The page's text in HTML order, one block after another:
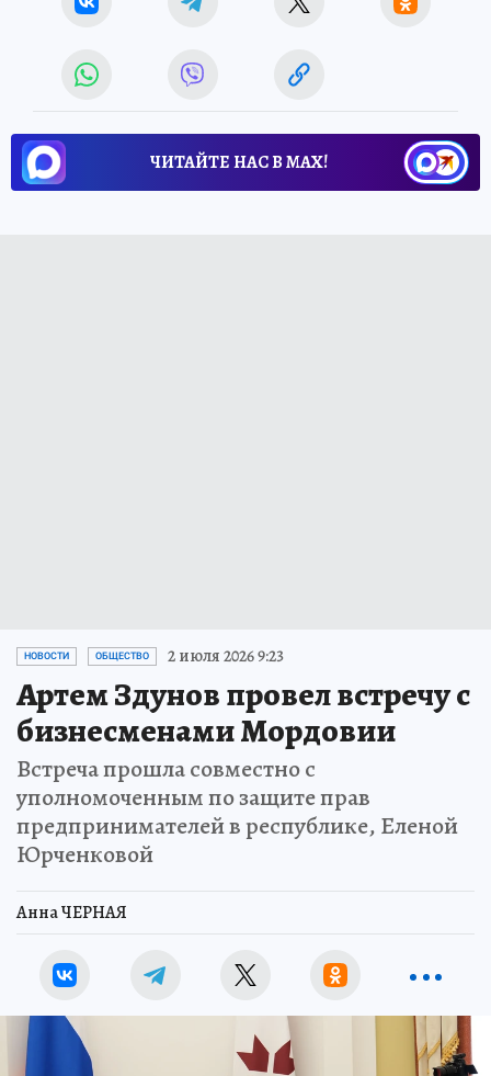
ЧИТАЙТЕ НАС В МАХ!
НОВОСТИ ОБЩЕСТВО 2 июля 2026 9:23
Артем Здунов провел встречу с
бизнесменами Мордовии
Встреча прошла совместно с
уполномоченным по защите прав
предпринимателей в республике, Еленой
Юрченковой
Анна ЧЕРНАЯ